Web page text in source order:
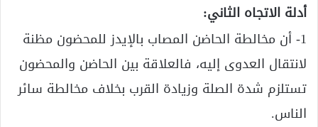
أدلة الاتجاه الثاني:
1- أن مخالطة الحاضن المصاب بالإيدز للمحضون مظنة
لانتقال العدوى إليه، فالعلاقة بين الحاضن والمحضون
تستلزم شدة الصلة وزيادة القرب بخلاف مخالطة سائر
الناس.